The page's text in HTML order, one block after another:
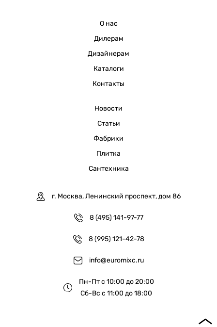
О нас
Дилерам
Дизайнерам
Каталоги
Контакты
Новости
Статьи
Фабрики
Плитка
Сантехника
г. Москва, Ленинский проспект, дом 86
8 (495) 141-97-77
8 (995) 121-42-78
info@euromixc.ru
Пн-Пт с 10:00 до 20:00
Сб-Вс с 11:00 до 18:00